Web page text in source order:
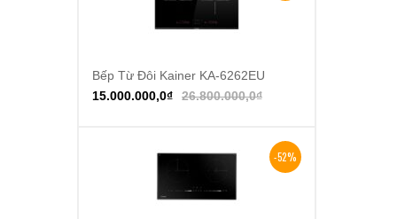
Thêm vào giỏ hàng
Bếp Từ Đôi Kainer KA-6262EU
26.800.000,0₫
15.000.000,0₫
-52%